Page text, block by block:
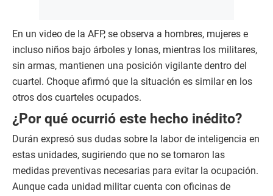
En un video de la AFP, se observa a hombres, mujeres e
incluso niños bajo árboles y lonas, mientras los militares,
sin armas, mantienen una posición vigilante dentro del
cuartel. Choque afirmó que la situación es similar en los
otros dos cuarteles ocupados.
¿Por qué ocurrió este hecho inédito?
Durán expresó sus dudas sobre la labor de inteligencia en
estas unidades, sugiriendo que no se tomaron las
medidas preventivas necesarias para evitar la ocupación.
Aunque cada unidad militar cuenta con oficinas de